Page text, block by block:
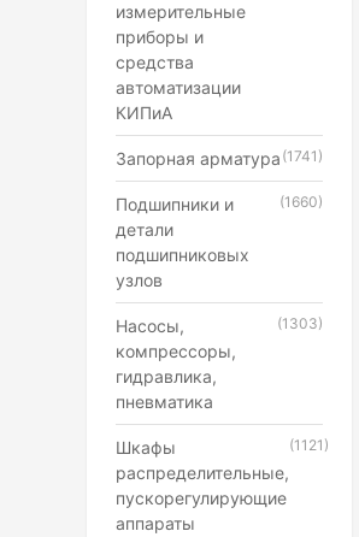
измерительные
приборы и
средства
автоматизации
КИПиА
Запорная арматура (1741)
Подшипники и
детали
подшипниковых
узлов
(1660)
Насосы,
компрессоры,
гидравлика,
пневматика
(1303)
Шкафы
распределительные,
пускорегулирующие
аппараты
(1121)